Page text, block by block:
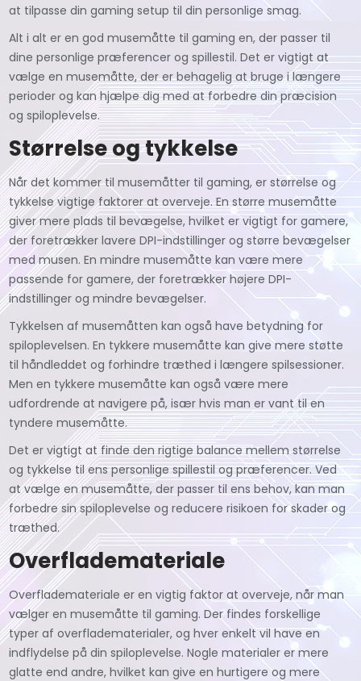
at tilpasse din gaming setup til din personlige smag.
Alt i alt er en god musemåtte til gaming en, der passer til
dine personlige præferencer og spillestil. Det er vigtigt at
vælge en musemåtte, der er behagelig at bruge i længere
perioder og kan hjælpe dig med at forbedre din præcision
og spiloplevelse.
Størrelse og tykkelse
Når det kommer til musemåtter til gaming, er størrelse og
tykkelse vigtige faktorer at overveje. En større musemåtte
giver mere plads til bevægelse, hvilket er vigtigt for gamere,
der foretrækker lavere DPI-indstillinger og større bevægelser
med musen. En mindre musemåtte kan være mere
passende for gamere, der foretrækker højere DPI-
indstillinger og mindre bevægelser.
Tykkelsen af musemåtten kan også have betydning for
spiloplevelsen. En tykkere musemåtte kan give mere støtte
til håndleddet og forhindre træthed i længere spilsessioner.
Men en tykkere musemåtte kan også være mere
udfordrende at navigere på, især hvis man er vant til en
tyndere musemåtte.
Det er vigtigt at finde den rigtige balance mellem størrelse
og tykkelse til ens personlige spillestil og præferencer. Ved
at vælge en musemåtte, der passer til ens behov, kan man
forbedre sin spiloplevelse og reducere risikoen for skader og
træthed.
Overflademateriale
Overflademateriale er en vigtig faktor at overveje, når man
vælger en musemåtte til gaming. Der findes forskellige
typer af overfladematerialer, og hver enkelt vil have en
indflydelse på din spiloplevelse. Nogle materialer er mere
glatte end andre, hvilket kan give en hurtigere og mere